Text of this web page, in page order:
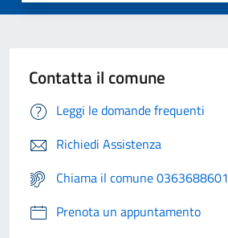
Contatta il comune
Leggi le domande frequenti
Richiedi Assistenza
Chiama il comune 0363688601
Prenota un appuntamento